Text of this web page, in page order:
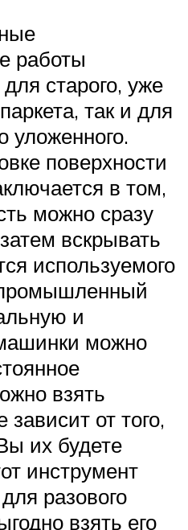
работы
старого, уже
так и для
уложенного.
поверхности
в том,
можно сразу
вскрывать
используемого
и
можно
взять
от того,
их будете
инструмент
разового
взять его